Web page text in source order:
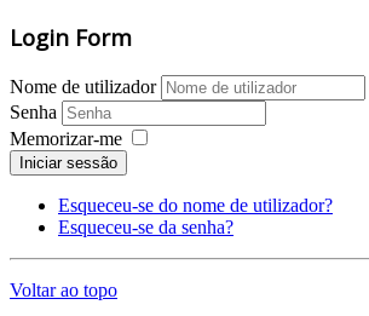
Login Form
Nome de utilizador
Senha
Memorizar-me
Iniciar sessão
Esqueceu-se do nome de utilizador?
Esqueceu-se da senha?
Voltar ao topo